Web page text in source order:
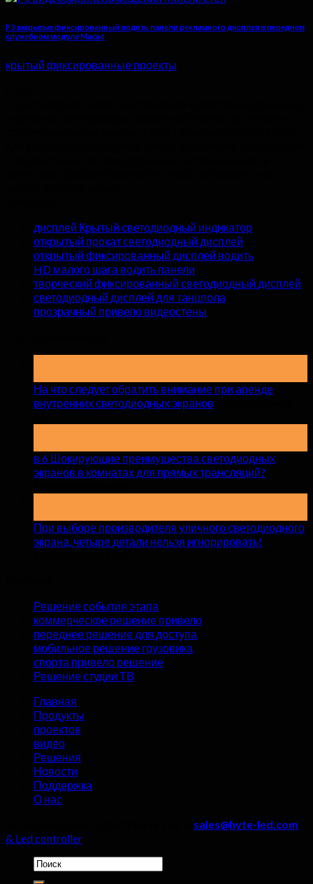
P3 закрытые фиксированный водить панели рекламного дисплея в переднем
служебном модуле Macao
крытый фиксированные проекты
дисплей Крытый светодиодный индикатор
открытый прокат светодиодный дисплей
открытый фиксированный дисплей водить
HD малого шага водить панели
творческий фиксированный светодиодный дисплей
светодиодный дисплей для танцпола
прозрачный привело видеостены
На что следует обратить внимание при аренде
внутренних светодиодных экранов
следует
обратить
внутренних
светодиодных
в 6 Шокирующие преимущества светодиодных
экранов в комнатах для прямых трансляций?
Шокирующие
преимущества
для
прямых
трансляций?
При выборе производителя уличного светодиодного
экрана, четыре детали нельзя игнорировать!
уличного
светодиодного
экрана,
четыре
детали
нельзя
Решение события этапа
коммерческое решение привело
переднее решение для доступа
мобильное решение грузовика
спорта привело решение
Решение студии ТВ
Главная
Продукты
проектов
видео
Решения
Новости
Поддержка
О нас
sales@hyte-led.com
& Led controller
Искать: